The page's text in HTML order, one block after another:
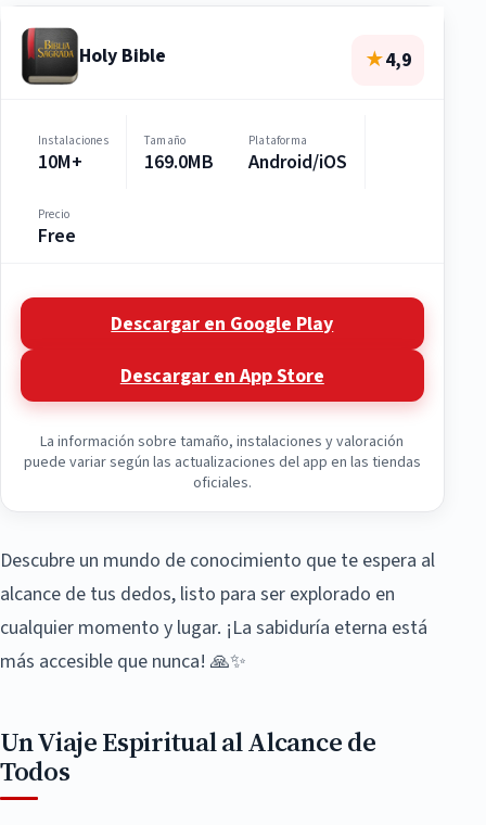
Holy Bible ★4,9
Instalaciones
10M+
Tamaño
169.0MB
Plataforma
Android/iOS
Precio
Free
Descargar en Google Play
Descargar en App Store
La información sobre tamaño, instalaciones y valoración
puede variar según las actualizaciones del app en las tiendas
oficiales.
Descubre un mundo de conocimiento que te espera al
alcance de tus dedos, listo para ser explorado en
cualquier momento y lugar. ¡La sabiduría eterna está
más accesible que nunca! 🙏✨
Un Viaje Espiritual al Alcance de
Todos